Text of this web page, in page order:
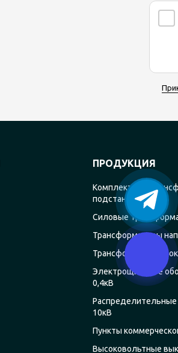
ПРОДУКЦИЯ
Комплектные
подстанции
Силовые
Трансформаторы
Трансформаторы
Электрощитовое
0,4кВ
Распределительные
10кВ
Пункты
Высоковольтные